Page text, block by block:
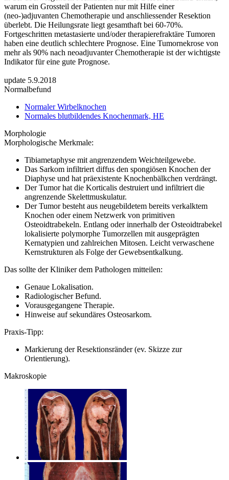
warum ein Grossteil der Patienten nur mit Hilfe einer
(neo-)adjuvanten Chemotherapie und anschliessender Resektion
überlebt. Die Heilungsrate liegt gesamthaft bei 60-70%.
Fortgeschritten metastasierte und/oder therapierefraktäre Tumoren
haben eine deutlich schlechtere Prognose. Eine Tumornekrose von
mehr als 90% nach neoadjuvanter Chemotherapie ist der wichtigste
Indikator für eine gute Prognose.
update 5.9.2018
Normalbefund
Normaler Wirbelknochen
Normales blutbildendes Knochenmark, HE
Morphologie
Morphologische Merkmale:
Tibiametaphyse mit angrenzendem Weichteilgewebe.
Das Sarkom infiltriert diffus den spongiösen Knochen der
Diaphyse und hat präexistente Knochenbälkchen verdrängt.
Der Tumor hat die Korticalis destruiert und infiltriert die
angrenzende Skelettmuskulatur.
Der Tumor besteht aus neugebildetem bereits verkalktem
Knochen oder einem Netzwerk von primitiven
Osteoidtrabekeln. Entlang oder innerhalb der Osteoidtrabekel
lokalisierte polymorphe Tumorzellen mit ausgeprägten
Kernatypien und zahlreichen Mitosen. Leicht verwaschene
Kernstrukturen als Folge der Gewebsentkalkung.
Das sollte der Kliniker dem Pathologen mitteilen:
Genaue Lokalisation.
Radiologischer Befund.
Vorausgegangene Therapie.
Hinweise auf sekundäres Osteosarkom.
Praxis-Tipp:
Markierung der Resektionsränder (ev. Skizze zur
Orientierung).
Makroskopie